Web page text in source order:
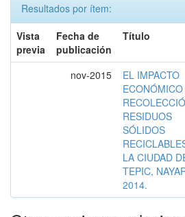
Resultados por ítem:
Vista
previa
Fecha de
publicación
Título
nov-2015
EL IMPACTO
RESIDUOS
SÓLIDOS
LA CIUDAD
TEPIC,
2014.